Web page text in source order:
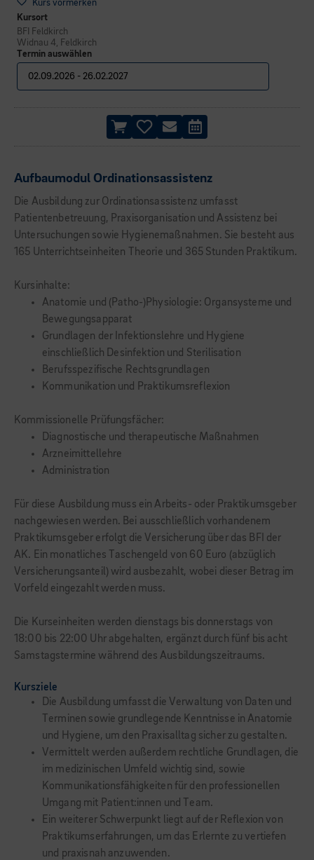
Kurs vormerken
Kursort
BFI Feldkirch
Widnau 4, Feldkirch
Termin auswählen
Aufbaumodul Ordinationsassistenz
Die Ausbildung zur Ordinationsassistenz umfasst
Patientenbetreuung, Praxisorganisation und Assistenz bei
Untersuchungen sowie Hygienemaßnahmen. Sie besteht aus
165 Unterrichtseinheiten Theorie und 365 Stunden Praktikum.
Kursinhalte:
Anatomie und (Patho-)Physiologie: Organsysteme und
Bewegungsapparat
Grundlagen der Infektionslehre und Hygiene
einschließlich Desinfektion und Sterilisation
Berufsspezifische Rechtsgrundlagen
Kommunikation und Praktikumsreflexion
Kommissionelle Prüfungsfächer:
Diagnostische und therapeutische Maßnahmen
Arzneimittellehre
Administration
Für diese Ausbildung muss ein Arbeits- oder Praktikumsgeber
nachgewiesen werden. Bei ausschließlich vorhandenem
Praktikumsgeber erfolgt die Versicherung über das BFI der
AK. Ein monatliches Taschengeld von 60 Euro (abzüglich
Versicherungsanteil) wird ausbezahlt, wobei dieser Betrag im
Vorfeld eingezahlt werden muss.
Die Kurseinheiten werden dienstags bis donnerstags von
18:00 bis 22:00 Uhr abgehalten, ergänzt durch fünf bis acht
Samstagstermine während des Ausbildungszeitraums.
Kursziele
Die Ausbildung umfasst die Verwaltung von Daten und
Terminen sowie grundlegende Kenntnisse in Anatomie
und Hygiene, um den Praxisalltag sicher zu gestalten.
Vermittelt werden außerdem rechtliche Grundlagen, die
im medizinischen Umfeld wichtig sind, sowie
Kommunikationsfähigkeiten für den professionellen
Umgang mit Patient:innen und Team.
Ein weiterer Schwerpunkt liegt auf der Reflexion von
Praktikumserfahrungen, um das Erlernte zu vertiefen
und praxisnah anzuwenden.